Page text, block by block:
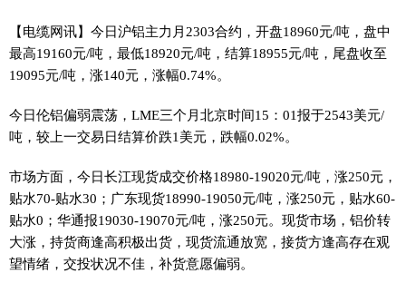
【电缆网讯】今日沪铝主力月2303合约，开盘18960元/吨，盘中
最高19160元/吨，最低18920元/吨，结算18955元/吨，尾盘收至
19095元/吨，涨140元，涨幅0.74%。
今日伦铝偏弱震荡，LME三个月北京时间15：01报于2543美元/
吨，较上一交易日结算价跌1美元，跌幅0.02%。
市场方面，今日长江现货成交价格18980-19020元/吨，涨250元，
贴水70-贴水30；广东现货18990-19050元/吨，涨250元，贴水60-
贴水0；华通报19030-19070元/吨，涨250元。现货市场，铝价转
大涨，持货商逢高积极出货，现货流通放宽，接货方逢高存在观
望情绪，交投状况不佳，补货意愿偏弱。